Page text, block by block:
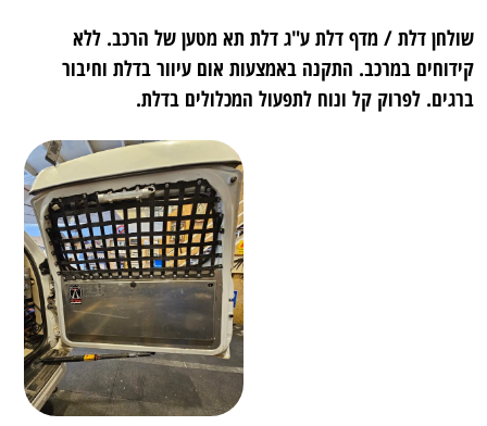
שולחן דלת / מדף דלת ע"ג דלת תא מטען של הרכב. ללא
קידוחים במרכב. התקנה באמצעות אום עיוור בדלת וחיבור
ברגים. לפרוק קל ונוח לתפעול המכלולים בדלת.